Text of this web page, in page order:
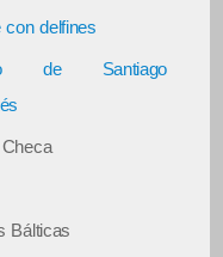
con delfines
de Santiago
Bálticas